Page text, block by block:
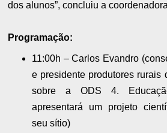
dos alunos”, concluiu a
Programação:
11:00h – Carlos Evandro
e presidente produtores rurais
sobre a ODS 4.
apresentará um projeto
seu sítio)